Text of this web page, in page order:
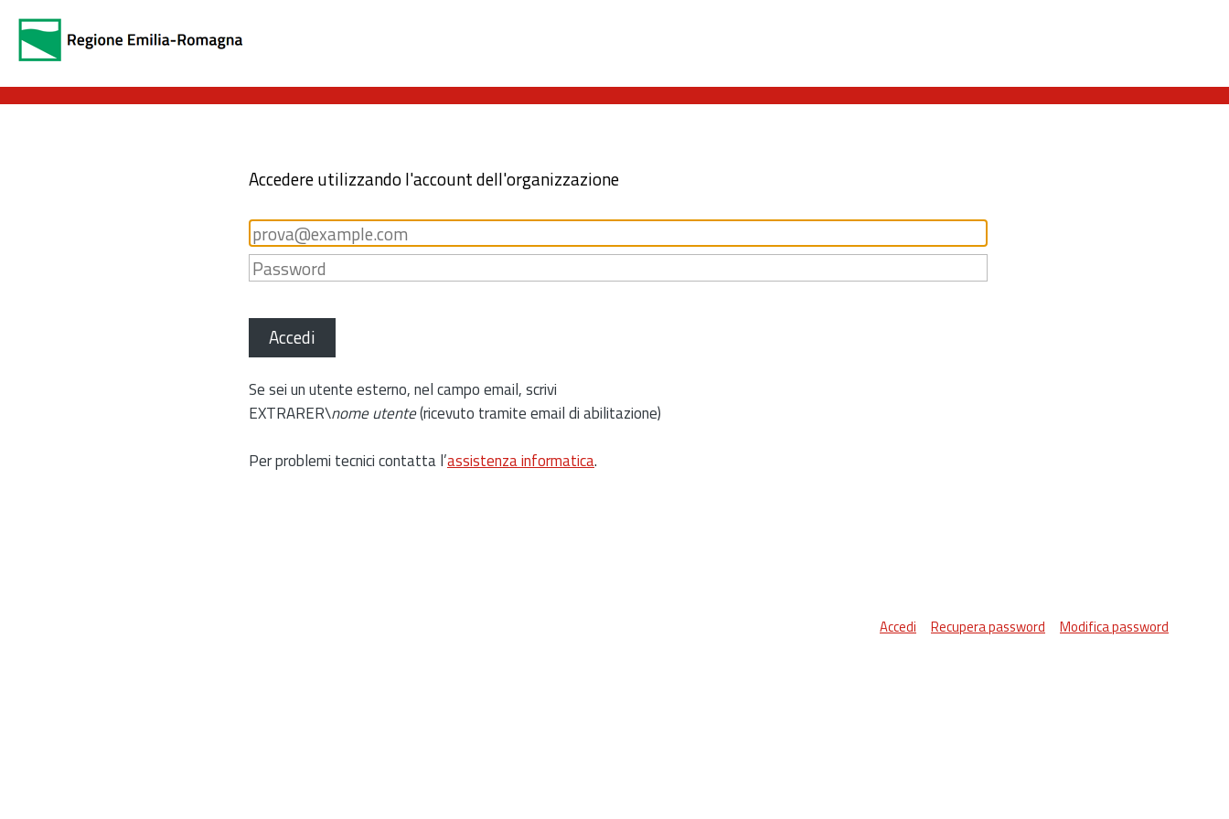
Accedere utilizzando l'account dell'organizzazione
Accedi
Se sei un utente esterno, nel campo email, scrivi
EXTRARER\nome utente(ricevuto tramite email di abilitazione)
Per problemi tecnici contatta l’assistenza informatica.
Accedi Recupera password Modifica password